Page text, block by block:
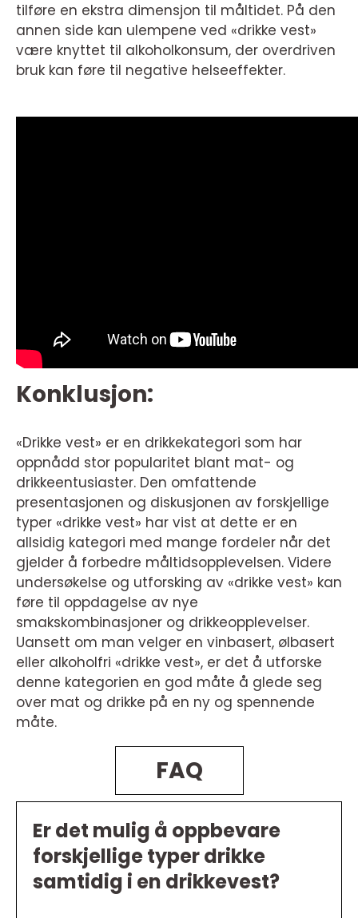
tilføre en ekstra dimensjon til måltidet. På den
annen side kan ulempene ved «drikke vest»
være knyttet til alkoholkonsum, der overdriven
bruk kan føre til negative helseeffekter.
Konklusjon:
«Drikke vest» er en drikkekategori som har
oppnådd stor popularitet blant mat- og
drikkeentusiaster. Den omfattende
presentasjonen og diskusjonen av forskjellige
typer «drikke vest» har vist at dette er en
allsidig kategori med mange fordeler når det
gjelder å forbedre måltidsopplevelsen. Videre
undersøkelse og utforsking av «drikke vest» kan
føre til oppdagelse av nye
smakskombinasjoner og drikkeopplevelser.
Uansett om man velger en vinbasert, ølbasert
eller alkoholfri «drikke vest», er det å utforske
denne kategorien en god måte å glede seg
over mat og drikke på en ny og spennende
måte.
FAQ
Er det mulig å oppbevare
forskjellige typer drikke
samtidig i en drikkevest?